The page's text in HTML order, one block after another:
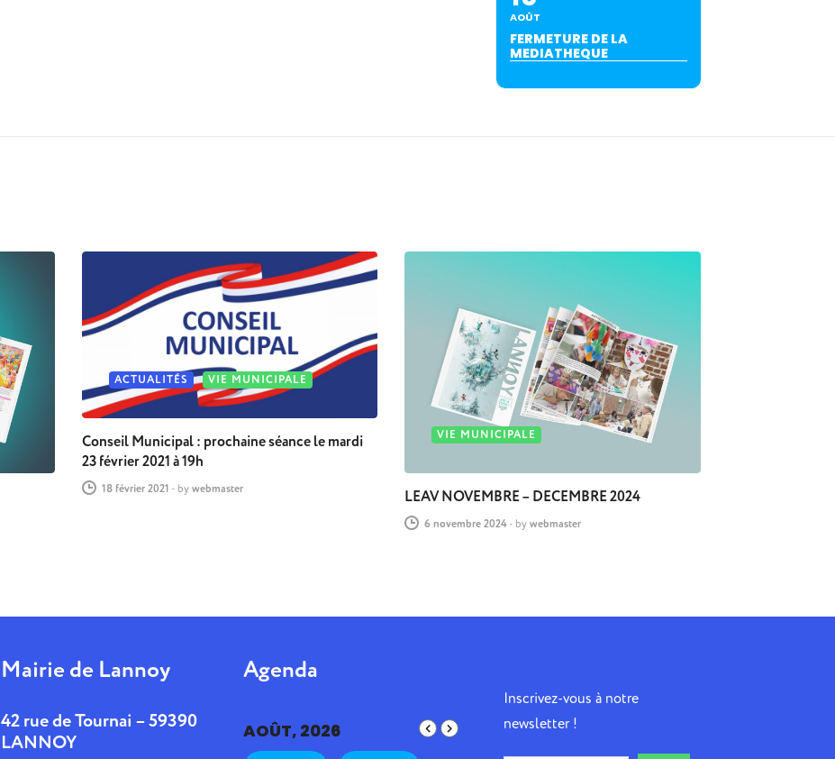
AOÛT
FERMETURE DE LA
MEDIATHEQUE
ACTUALITÉS VIE MUNICIPALE
Conseil Municipal : prochaine séance le mardi
23 février 2021 à 19h
18 février 2021 - by webmaster
VIE MUNICIPALE
LEAV NOVEMBRE – DECEMBRE 2024
6 novembre 2024 - bywebmaster
Mairie de Lannoy
42 rue de Tournai – 59390
LANNOY
Agenda
AOÛT, 2026
Inscrivez-vous à notre
newsletter !